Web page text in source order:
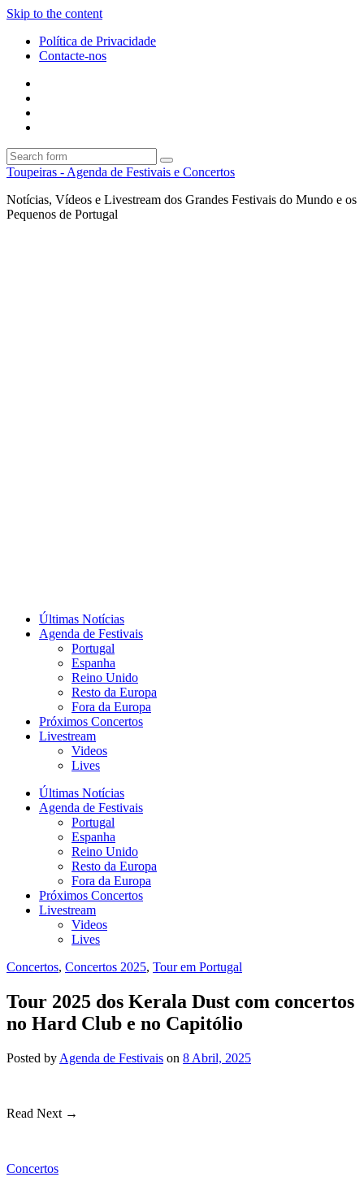
Skip to the content
Política de Privacidade
Contacte-nos
Search
Toupeiras - Agenda de Festivais e Concertos
Notícias, Vídeos e Livestream dos Grandes Festivais do Mundo e os
Pequenos de Portugal
Últimas Notícias
Agenda de Festivais
Portugal
Espanha
Reino Unido
Resto da Europa
Fora da Europa
Próximos Concertos
Livestream
Videos
Lives
Últimas Notícias
Agenda de Festivais
Portugal
Espanha
Reino Unido
Resto da Europa
Fora da Europa
Próximos Concertos
Livestream
Videos
Lives
Concertos, Concertos 2025, Tour em Portugal
Tour 2025 dos Kerala Dust com concertos
no Hard Club e no Capitólio
Posted by Agenda de Festivais on 8 Abril, 2025
Read Next →
Concertos